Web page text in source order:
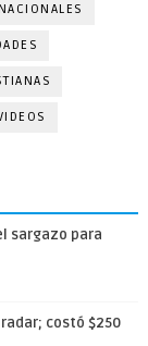
NACIONALES
sargazo para
costó $250